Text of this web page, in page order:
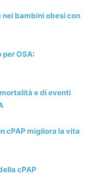
bambini obesi con
OSA:
e di eventi
cPAP migliora la vita
cPAP